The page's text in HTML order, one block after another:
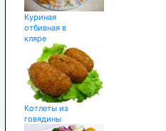
Куриная
отбивная в
кляре
Котлеты из
говядины